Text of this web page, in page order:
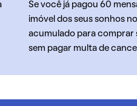
Se você já pagou 60
imóvel dos seus sonhos
acumulado para comprar
sem pagar multa de